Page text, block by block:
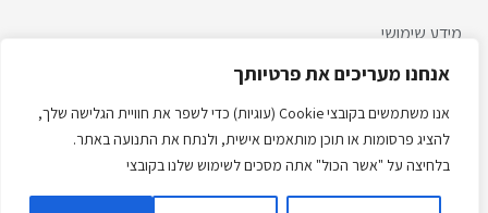
אנחנו מעריכים את פרטיותך
אנו משתמשים בקובצי Cookie (עוגיות) כדי לשפר את חוויית הגלישה שלך,
להציג פרסומות או תוכן מותאמים אישית, ולנתח את התנועה באתר.
בלחיצה על "אשר הכול" אתה מסכים לשימוש שלנו בקובצי
מידע שימושי
הצהרת נגישות
מדניות ופרטיות